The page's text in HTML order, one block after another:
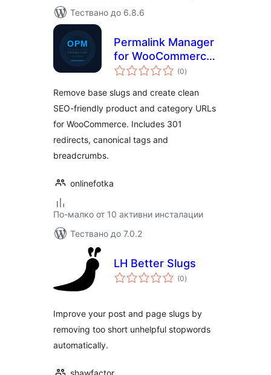
Тествано до 6.8.6
Permalink Manager
for WooCommerce
by Onlinefotka
(0общо
оценки
)
Remove base slugs and create clean
SEO-friendly product and category URLs
for WooCommerce. Includes 301
redirects, canonical tags and
breadcrumbs.
onlinefotka
По-малко от 10 активни инсталации
Тествано до 7.0.2
LH Better Slugs
(0общо
оценки
)
Improve your post and page slugs by
removing too short unhelpful stopwords
automatically.
shawfactor